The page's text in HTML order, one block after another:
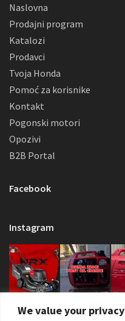
We value your privacy
Naslovna
Prodajni program
Katalozi
Prodavci
Tvoja Honda
Pomoć za korisnike
Kontakt
Pogonski motori
Opozivi
B2B Portal
Facebook
Instagram